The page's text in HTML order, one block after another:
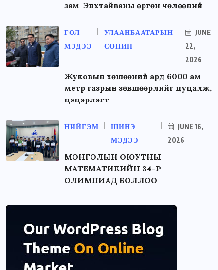
зам Энхтайваны өргөн чөлөөний
ГОЛ
МЭДЭЭ
УЛААНБААТАРЫН
СОНИН
JUNE
22,
2026
Жуковын хөшөөний ард 6000 ам
метр газрын зөвшөөрлийг цуцалж,
цэцэрлэгт
НИЙГЭМ
ШИНЭ
МЭДЭЭ
JUNE 16,
2026
МОНГОЛЫН ОЮУТНЫ
МАТЕМАТИКИЙН 34-Р
ОЛИМПИАД БОЛЛОО